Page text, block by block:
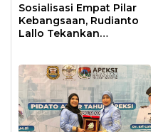
Sosialisasi Empat Pilar
Kebangsaan, Rudianto
Lallo Tekankan